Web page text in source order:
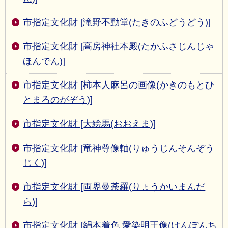
市指定文化財 [滝野不動堂(たきのふどうどう)]
市指定文化財 [高房神社本殿(たかふさじんじゃ
ほんでん)]
市指定文化財 [柿本人麻呂の画像(かきのもとひ
とまろのがぞう)]
市指定文化財 [大絵馬(おおえま)]
市指定文化財 [竜神尊像軸(りゅうじんそんぞう
じく)]
市指定文化財 [両界曼荼羅(りょうかいまんだ
ら)]
市指定文化財 [絹本着色 愛染明王像(けんぽんち